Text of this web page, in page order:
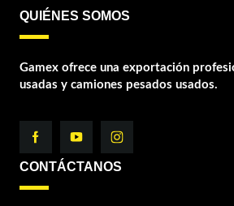
QUIÉNES SOMOS
Gamex ofrece una exportación
usadas y camiones pesados usados.
CONTÁCTANOS